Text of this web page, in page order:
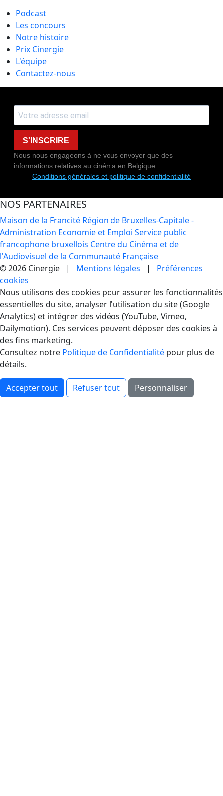
Podcast
Les concours
Notre histoire
Prix Cinergie
L'équipe
Contactez-nous
S'INSCRIRE
Nous nous engageons à ne vous envoyer que des
informations relatives au cinéma en Belgique.
Conditions générales et politique de confidentialité
NOS PARTENAIRES
Maison de la Francité Région de Bruxelles-Capitale -
Administration Economie et Emploi Service public
francophone bruxellois Centre du Cinéma et de
l'Audiovisuel de la Communauté Française
© 2026 Cinergie | Mentions légales | Préférences
cookies
Gestion des Cookies
Nous utilisons des cookies pour assurer les fonctionnalités
essentielles du site, analyser l'utilisation du site (Google
Analytics) et intégrer des vidéos (YouTube, Vimeo,
Dailymotion). Ces services peuvent déposer des cookies à
des fins marketing.
Consultez notre Politique de Confidentialité pour plus de
détails.
Accepter tout Refuser tout Personnaliser